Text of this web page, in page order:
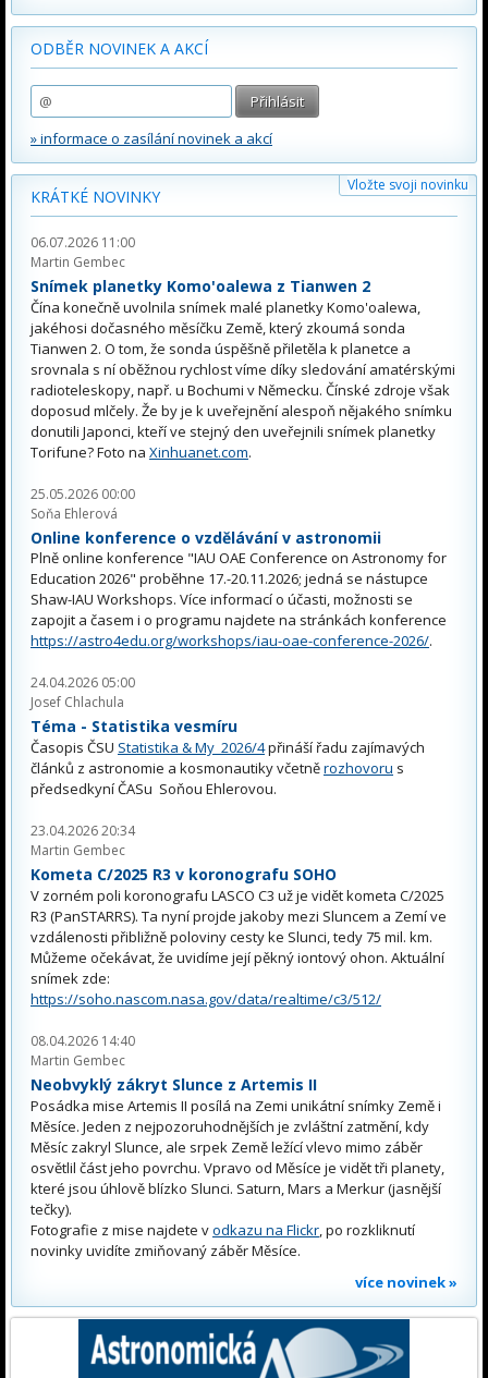
ODBĚR NOVINEK A AKCÍ
» informace o zasílání novinek a akcí
Vložte svoji novinku
KRÁTKÉ NOVINKY
06.07.2026 11:00
Martin Gembec
Snímek planetky Komo'oalewa z Tianwen 2
Čína konečně uvolnila snímek malé planetky Komo'oalewa,
jakéhosi dočasného měsíčku Země, který zkoumá sonda
Tianwen 2. O tom, že sonda úspěšně přiletěla k planetce a
srovnala s ní oběžnou rychlost víme díky sledování amatérskými
radioteleskopy, např. u Bochumi v Německu. Čínské zdroje však
doposud mlčely. Že by je k uveřejnění alespoň nějakého snímku
donutili Japonci, kteří ve stejný den uveřejnili snímek planetky
Torifune? Foto na Xinhuanet.com.
25.05.2026 00:00
Soňa Ehlerová
Online konference o vzdělávání v astronomii
Plně online konference "IAU OAE Conference on Astronomy for
Education 2026" proběhne 17.-20.11.2026; jedná se nástupce
Shaw-IAU Workshops. Více informací o účasti, možnosti se
zapojit a časem i o programu najdete na stránkách konference
https://astro4edu.org/workshops/iau-oae-conference-2026/.
24.04.2026 05:00
Josef Chlachula
Téma - Statistika vesmíru
Časopis ČSU Statistika & My 2026/4přináší řadu zajímavých
článků z astronomie a kosmonautiky včetněrozhovoru s
předsedkyní ČASu Soňou Ehlerovou.
23.04.2026 20:34
Martin Gembec
Kometa C/2025 R3 v koronografu SOHO
V zorném poli koronografu LASCO C3 už je vidět kometa C/2025
R3 (PanSTARRS). Ta nyní projde jakoby mezi Sluncem a Zemí ve
vzdálenosti přibližně poloviny cesty ke Slunci, tedy 75 mil. km.
Můžeme očekávat, že uvidíme její pěkný iontový ohon. Aktuální
snímek zde:
https://soho.nascom.nasa.gov/data/realtime/c3/512/
08.04.2026 14:40
Martin Gembec
Neobvyklý zákryt Slunce z Artemis II
Posádka mise Artemis II posílá na Zemi unikátní snímky Země i
Měsíce. Jeden z nejpozoruhodnějších je zvláštní zatmění, kdy
Měsíc zakryl Slunce, ale srpek Země ležící vlevo mimo záběr
osvětlil část jeho povrchu. Vpravo od Měsíce je vidět tři planety,
které jsou úhlově blízko Slunci. Saturn, Mars a Merkur (jasnější
tečky).
Fotografie z mise najdete vodkazu na Flickr, po rozkliknutí
novinky uvidíte zmiňovaný záběr Měsíce.
více novinek »